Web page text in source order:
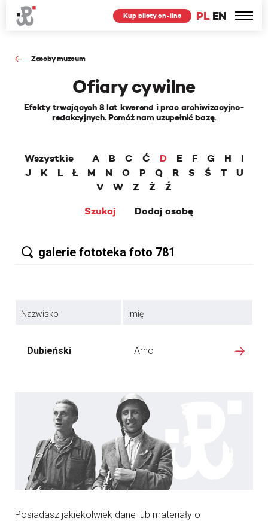
PL EN
Kup bilety on-line
Zasoby muzeum
Ofiary cywilne
Efekty trwających 8 lat kwerend i prac archiwizacyjno-
redakcyjnych. Pomóż nam uzupełnić bazę.
Wszystkie A B C Ć D E F G H
I
J
K L Ł M N O P Q R S Ś T
U
V
W Z Ż
Ź
Szukaj
Dodaj osobę
Nazwisko Imię
Dubieński Arno
Posiadasz jakiekolwiek dane lub materiały o